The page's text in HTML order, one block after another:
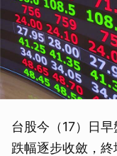
台股今（17）日
跌幅逐步收斂，